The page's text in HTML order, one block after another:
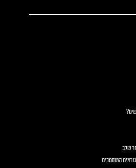
שלב
המוסמכים